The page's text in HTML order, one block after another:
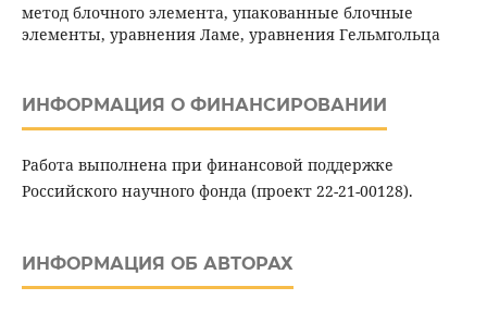
метод блочного элемента, упакованные блочные
элементы, уравнения Ламе, уравнения Гельмгольца
ИНФОРМАЦИЯ О ФИНАНСИРОВАНИИ
Работа выполнена при финансовой поддержке
Российского научного фонда (проект 22-21-00128).
ИНФОРМАЦИЯ ОБ АВТОРАХ